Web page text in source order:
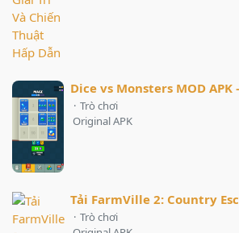
· Trò chơi
Original APK
· Trò chơi